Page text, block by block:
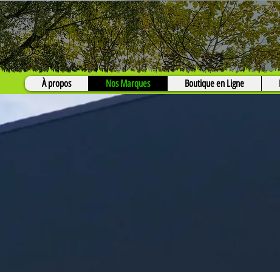
À propos Nos Marques Boutique en Ligne